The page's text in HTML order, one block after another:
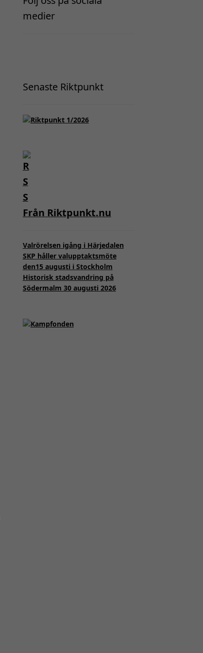
medier
Senaste Riktpunkt
Från Riktpunkt.nu
Valrörelsen igång i Härjedalen
SKP håller valupptaktsmöte
den15 augusti i Stockholm
Historisk stadsvandring på
Södermalm 30 augusti 2026